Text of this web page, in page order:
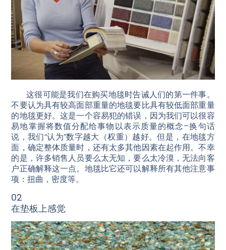
这很可能是我们在购买地毯时告诫人们的第一件事。
不要认为具有较高面部重量的地毯要比具有较低面部重量
的地毯更好。这是一个容易犯的错误，因为我们可以很容
易地掌握将数值分配给事物以表示质量的概念–换句话
说，我们“认为”数字越大（权重）越好。但是，在地毯方
面，确定整体质量时，还有太多其他因素在起作用。不幸
的是，许多销售人员要么太无知，要么太冷漠，无法向客
户正确解释这一点。地毯比它还可以解释所有其他注意事
项：扭曲，密度等。
02
在垫板上感觉